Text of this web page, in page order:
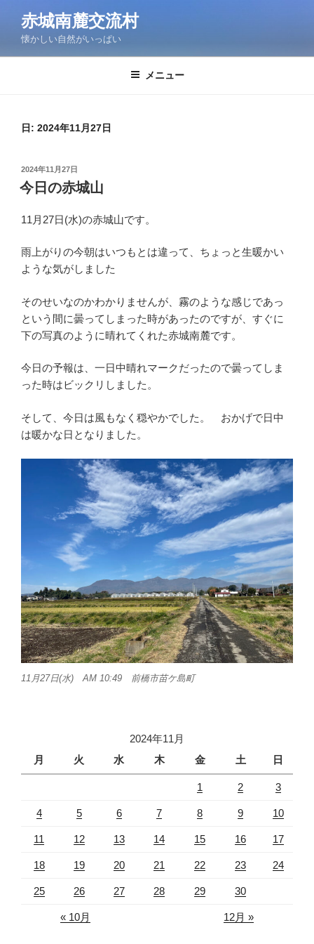
ン
赤城南麓交流村
懐かしい自然がいっぱい
メニュー
日: 2024年11月27日
投
稿
日:
2024年11月27日
今日の赤城山
11月27日(水)の赤城山です。
雨上がりの今朝はいつもとは違って、ちょっと生暖かい
ような気がしました
そのせいなのかわかりませんが、霧のような感じであっ
という間に曇ってしまった時があったのですが、すぐに
下の写真のように晴れてくれた赤城南麓です。
今日の予報は、一日中晴れマークだったので曇ってしま
った時はビックリしました。
そして、今日は風もなく穏やかでした。 おかげで日中
は暖かな日となりました。
11月27日(水) AM 10:49 前橋市苗ケ島町
2024年11月
月
火 水 木 金 土 日
1 2 3
4 5 6 7 8 9 10
11 12 13 14 15 16 17
18 19 20 21 22 23 24
25 26 27 28 29 30
« 10月 12月 »